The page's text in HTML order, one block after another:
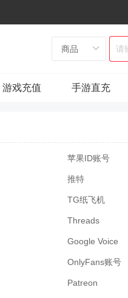
游戏充值 手游直充
苹果ID账号
推特
TG纸飞机
Threads
Google Voice
OnlyFans账号
Patreon